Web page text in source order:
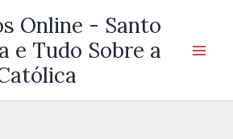
Online - Santo
e Tudo Sobre a